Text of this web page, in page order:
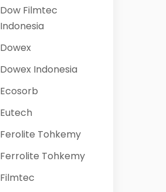
Dow Filmtec
Indonesia
Dowex
Dowex Indonesia
Ecosorb
Eutech
Ferolite Tohkemy
Ferrolite Tohkemy
Filmtec